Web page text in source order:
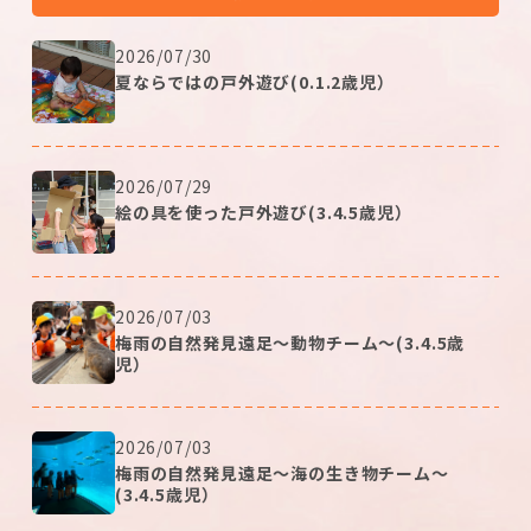
2026/07/30
夏ならではの戸外遊び(0.1.2歳児）
2026/07/29
絵の具を使った戸外遊び(3.4.5歳児）
2026/07/03
梅雨の自然発見遠足～動物チーム～(3.4.5歳
児）
2026/07/03
梅雨の自然発見遠足～海の生き物チーム～
(3.4.5歳児）